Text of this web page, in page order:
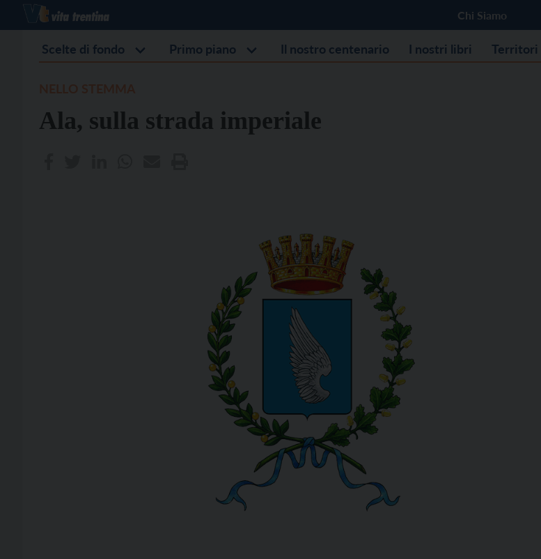
Chi Siamo
Scelte di fondo Primo piano Il nostro centenario I nostri libri Territori
Ala, sulla strada imperiale